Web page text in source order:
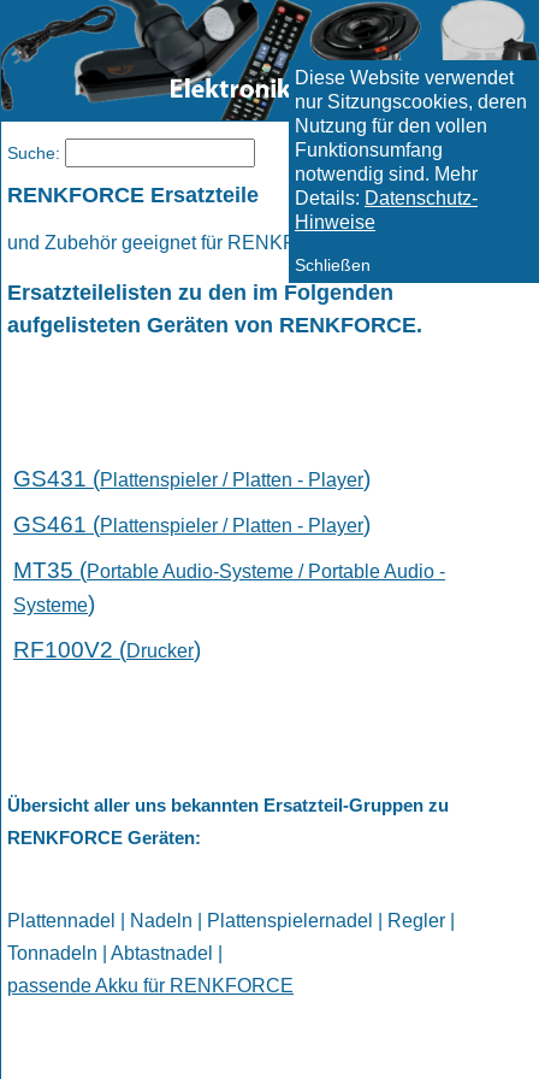
Diese Website verwendet
nur Sitzungscookies, deren
Nutzung für den vollen
Funktionsumfang
notwendig sind. Mehr
Details: Datenschutz-
Hinweise
Schließen
RENKFORCE Ersatzteile
und Zubehör geeignet für RENKFORCE Geräte.
Ersatzteilelisten zu den im Folgenden
aufgelisteten Geräten von RENKFORCE.
GS431 (Plattenspieler / Platten - Player)
GS461 (Plattenspieler / Platten - Player)
MT35 (Portable Audio-Systeme / Portable Audio -
Systeme)
RF100V2 (Drucker)
Übersicht aller uns bekannten Ersatzteil-Gruppen zu
RENKFORCE Geräten:
Plattennadel | Nadeln | Plattenspielernadel | Regler |
Tonnadeln | Abtastnadel |
passende Akku für RENKFORCE
Suche: